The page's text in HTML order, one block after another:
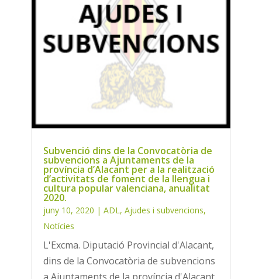
Subvenció dins de la Convocatòria de
subvencions a Ajuntaments de la
província d’Alacant per a la realització
d’activitats de foment de la llengua i
cultura popular valenciana, anualitat
2020.
juny 10, 2020 | ADL, Ajudes i subvencions,
Notícies
L'Excma. Diputació Provincial d'Alacant,
dins de la Convocatòria de subvencions